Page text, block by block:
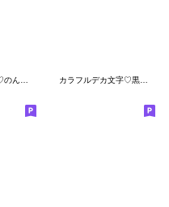
ず～っと使える♡のんたとごりちゃんの日常 カラフルデカ文字♡黒パグちゃん